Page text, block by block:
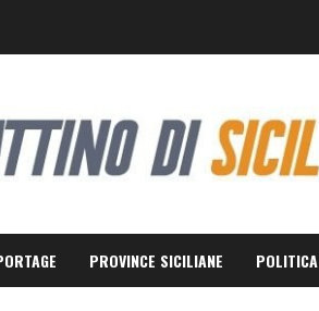
PROVINCE SICILIANE POLITICA